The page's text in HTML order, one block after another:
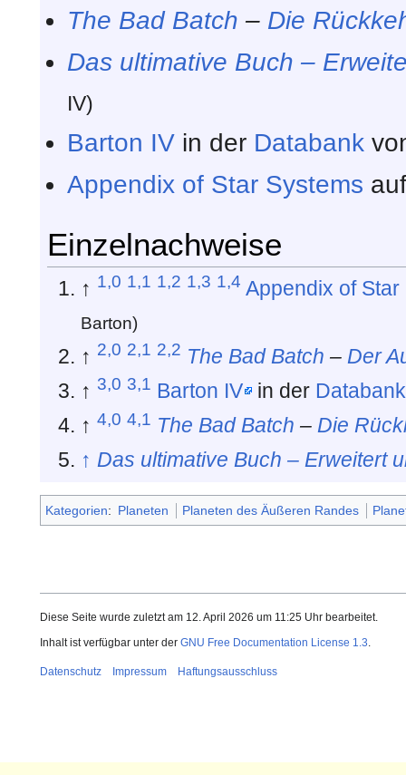
The Bad Batch – Die
Das ultimative Buch –
IV)
Barton IV in der Databank
Appendix of Star Systems
Einzelnachweise
↑ 1,0 1,1 1,2 1,3 1,4 Appendix of
Barton)
↑ 2,0 2,1 2,2 The Bad Batch – Der
↑ 3,0 3,1 Barton IV in der Databank
↑4,0 4,1 The Bad Batch –Die
↑ Das ultimative Buch – Erweitert
Kategorien: Planeten Planeten des Äußeren Randes
Diese Seite wurde zuletzt am 12. April 2026 um 11:25 Uhr bearbeitet.
Inhalt ist verfügbar unter der GNU Free Documentation License 1.3
Datenschutz Impressum Haftungsausschluss